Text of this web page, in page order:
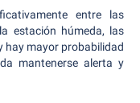
entre las
estación húmeda, las
hay mayor probabilidad
mantenerse alerta y